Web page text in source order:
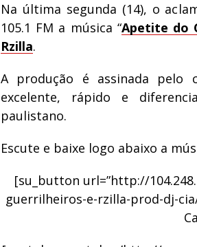
Na última segunda (14), o
105.1 FM a música “Apetite do
Rzilla.
A produção é assinada pelo
excelente, rápido e
paulistano.
Escute e baixe logo abaixo a
[su_button url=”http://
guerrilheiros-e-rzilla-prod-dj-